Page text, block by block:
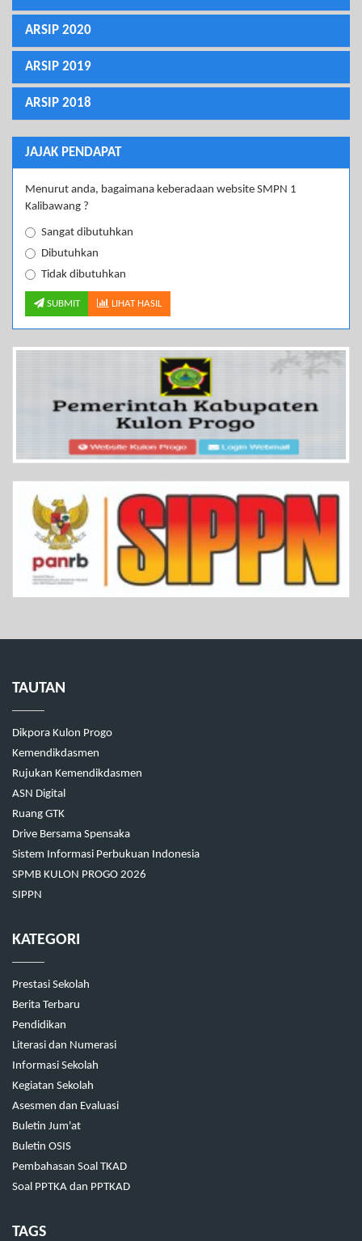
ARSIP 2020
ARSIP 2019
ARSIP 2018
JAJAK PENDAPAT
Menurut anda, bagaimana keberadaan website SMPN 1
Kalibawang ?
Sangat dibutuhkan
Dibutuhkan
Tidak dibutuhkan
SUBMIT LIHAT HASIL
TAUTAN
Dikpora Kulon Progo
Kemendikdasmen
Rujukan Kemendikdasmen
ASN Digital
Ruang GTK
Drive Bersama Spensaka
Sistem Informasi Perbukuan Indonesia
SPMB KULON PROGO 2026
SIPPN
KATEGORI
Prestasi Sekolah
Berita Terbaru
Pendidikan
Literasi dan Numerasi
Informasi Sekolah
Kegiatan Sekolah
Asesmen dan Evaluasi
Buletin Jum'at
Buletin OSIS
Pembahasan Soal TKAD
Soal PPTKA dan PPTKAD
TAGS